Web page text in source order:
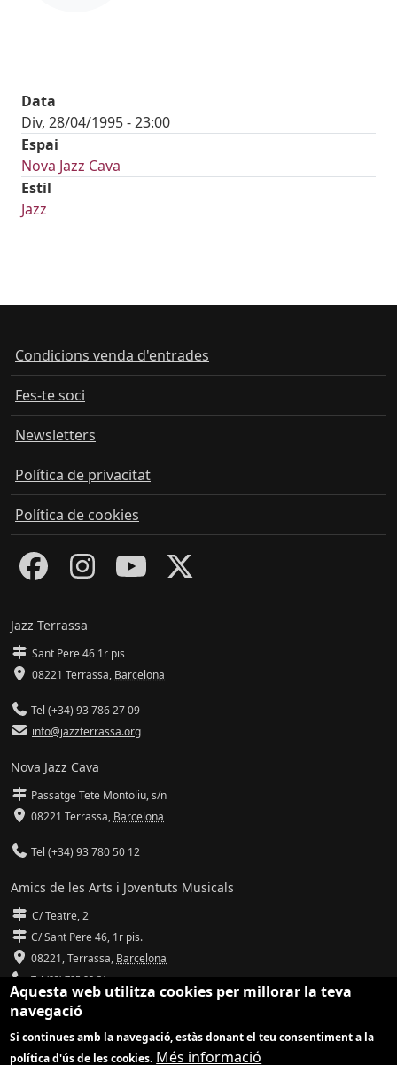
Data
Div, 28/04/1995 - 23:00
Espai
Nova Jazz Cava
Estil
Jazz
Condicions venda d'entrades
Fes-te soci
Newsletters
Política de privacitat
Política de cookies
Jazz Terrassa
Sant Pere 46 1r pis
08221 Terrassa, Barcelona
Tel (+34) 93 786 27 09
info@jazzterrassa.org
Nova Jazz Cava
Passatge Tete Montoliu, s/n
08221 Terrassa, Barcelona
Tel (+34) 93 780 50 12
Amics de les Arts i Joventuts Musicals
C/ Teatre, 2
C/ Sant Pere 46, 1r pis.
08221,Terrassa, Barcelona
Tel (93) 785 92 31
info@amicsdelesarts-jjmm.cat
www.amicsdelesarts-jjmm.cat
Aquesta web utilitza cookies per millorar la teva
navegació
Si continues amb la navegació, estàs donant el teu consentiment a la
política d'ús de les cookies. Més informació